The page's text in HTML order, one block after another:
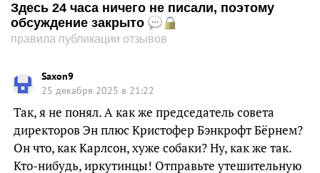
Здесь 24 часа ничего не писали, поэтому
обсуждение закрыто
правила публикации отзывов
Saxon9
25 декабря 2025 в 21:22
Так, я не понял. А как же председатель совета
директоров Эн плюс Кристофер Бэнкрофт Бёрнем?
Он что, как Карлсон, хуже собаки? Ну, как же так.
Кто-нибудь, иркутинцы! Отправьте утешительную